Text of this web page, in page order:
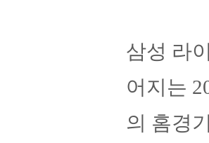
삼성 라
어지는
의 홈경